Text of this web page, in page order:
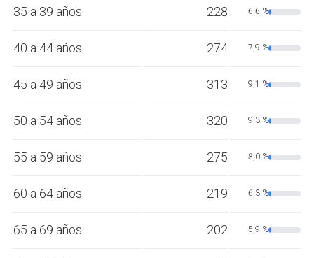
35 a 39 años 228 6,6 %
40 a 44 años 274 7,9 %
45 a 49 años 313 9,1 %
50 a 54 años 320 9,3 %
55 a 59 años 275 8,0 %
60 a 64 años 219 6,3 %
65 a 69 años 202 5,9 %